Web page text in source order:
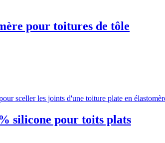
pour toitures de tôle
silicone pour toits plats